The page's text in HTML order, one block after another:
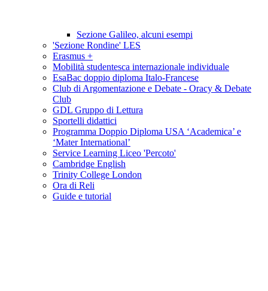
Sezione Galileo, alcuni esempi
'Sezione Rondine' LES
Erasmus +
Mobilità studentesca internazionale individuale
EsaBac doppio diploma Italo-Francese
Club di Argomentazione e Debate - Oracy & Debate
Club
GDL Gruppo di Lettura
Sportelli didattici
Programma Doppio Diploma USA ‘Academica’ e
‘Mater International’
Service Learning Liceo 'Percoto'
Cambridge English
Trinity College London
Ora di Reli
Guide e tutorial